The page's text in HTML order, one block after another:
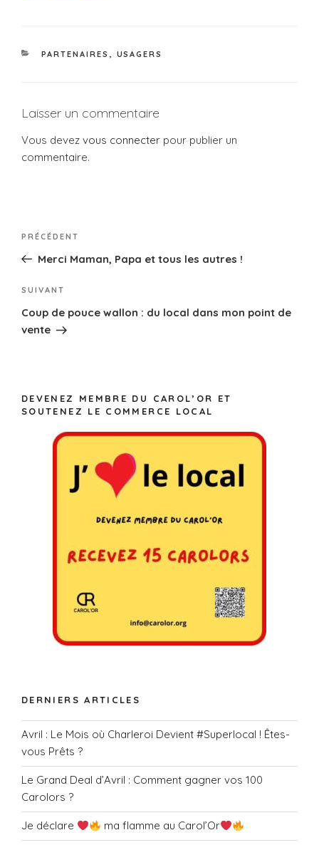
e
o
k
er a
PARTENAIRES , USAGERS
Laisser un commentaire
Vous devez vous connecter pour publier un
commentaire.
PRÉCÉDENT
Merci Maman, Papa et tous les autres !
SUIVANT
Coup de pouce wallon : du local dans mon point de
vente
DEVENEZ MEMBRE DU CAROL’OR ET
SOUTENEZ LE COMMERCE LOCAL
DERNIERS ARTICLES
Avril : Le Mois où Charleroi Devient #Superlocal ! Êtes-
vous Prêts ?
Le Grand Deal d’Avril : Comment gagner vos 100
Carolors ?
Je déclare ma flamme au Carol’Or